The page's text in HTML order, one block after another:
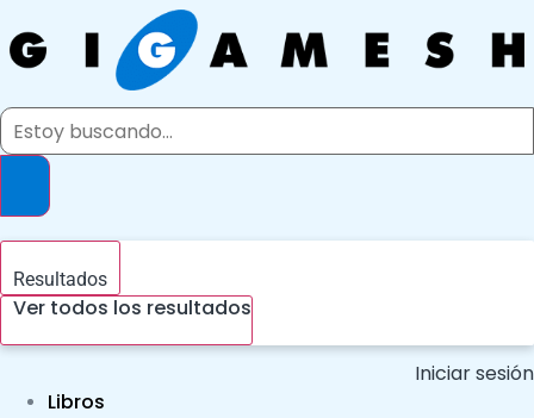
al
contenido
Search
Resultados
Ver todos los resultados
Iniciar sesión
Libros